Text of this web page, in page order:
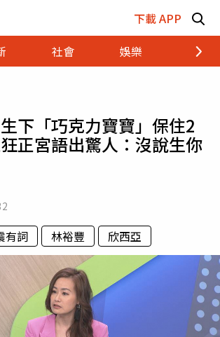
下載 APP
社會 娛樂 財經
下「巧克力寶寶」保住2
正宮語出驚人：沒說生你
有詞 林裕豐 欣西亞